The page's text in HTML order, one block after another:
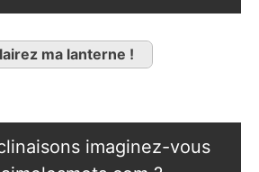
ma lanterne !
imaginez-vous